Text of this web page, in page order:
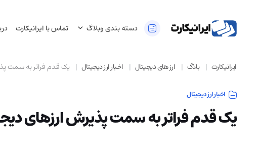
دسته بندی وبلاگ تماس با ایرانیکارت
ایرانیکارت بلاگ ارز های دیجیتال اخبار ارز دیجیتال یک قدم فراتر به سمت
اخبار ارز دیجیتال
یک قدم فراتر به سمت پذیرش ارزهای